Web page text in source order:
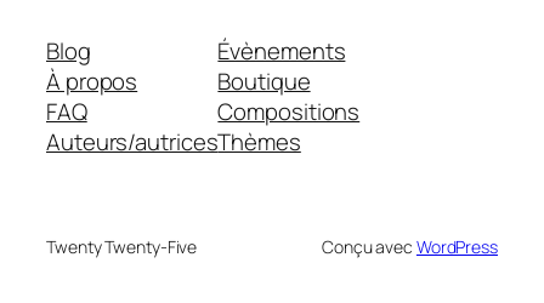
Blog
À propos
FAQ
Auteurs/autrices
Évènements
Boutique
Compositions
Thèmes
Twenty Twenty-Five Conçu avec WordPress